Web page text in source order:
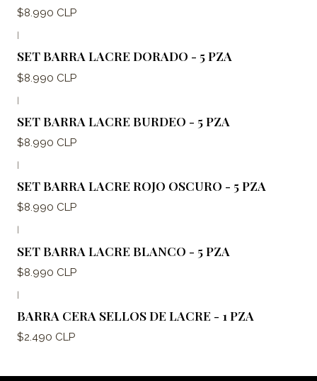
$8.990 CLP
SET BARRA LACRE DORADO - 5 PZA
$8.990 CLP
|
SET BARRA LACRE BURDEO - 5 PZA
$8.990 CLP
SET BARRA LACRE ROJO OSCURO - 5 PZA
$8.990 CLP
SET BARRA LACRE BLANCO - 5 PZA
$8.990 CLP
|
BARRA CERA SELLOS DE LACRE - 1 PZA
$2.490 CLP